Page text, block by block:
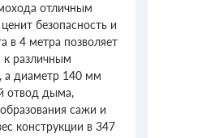
отличным
безопасность и
в 4 метра позволяет
к различным
а диаметр 140 мм
отвод дыма,
сажи и
конструкции в 347